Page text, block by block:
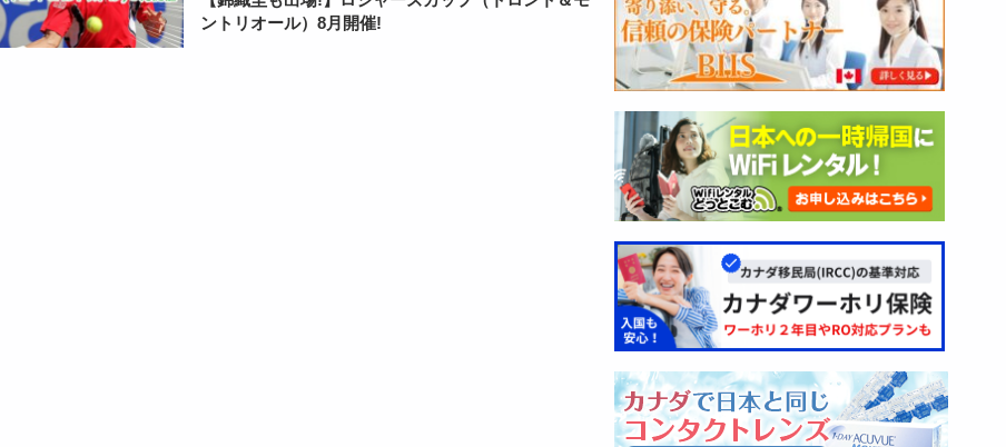
ントリオール）8月開催!